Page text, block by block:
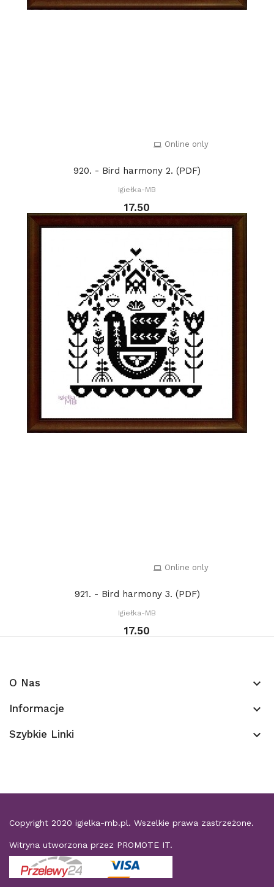
Online only
920. - Bird harmony 2. (PDF)
Igiełka-MB
17.50
Online only
921. - Bird harmony 3. (PDF)
Igiełka-MB
17.50
O Nas keyboard_arrow_down
Informacje keyboard_arrow_down
Szybkie Linki keyboard_arrow_down
Copyright 2020 igielka-mb.pl. Wszelkie prawa zastrzeżone.
Witryna utworzona przez PROMOTE IT.